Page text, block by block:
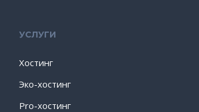
УСЛУГИ
Хостинг
Эко-хостинг
Pro-хостинг